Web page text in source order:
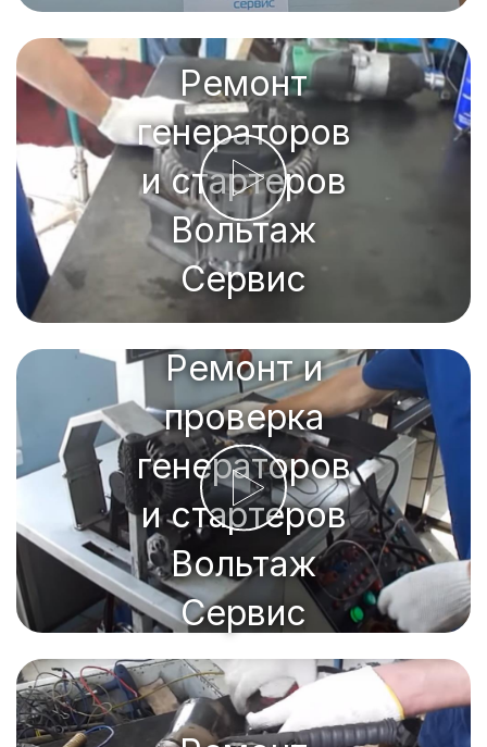
Ремонт
генераторов
и стартеров
Вольтаж
Сервис
Ремонт и
проверка
генераторов
и стартеров
Вольтаж
Сервис